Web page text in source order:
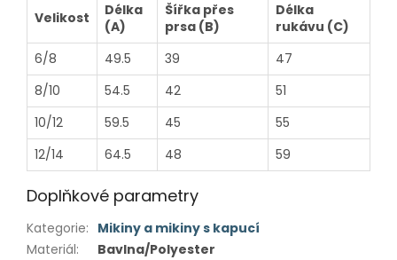
Velikost
Délka
(A)
Šířka přes
prsa (B)
Délka
rukávu (C)
6/8
49.5 39
47
8/10
54.5 42
51
10/12
59.5 45
55
12/14
64.5 48 59
Doplňkové parametry
Kategorie: Mikiny a mikiny s kapucí
Materiál:
Bavlna/Polyester